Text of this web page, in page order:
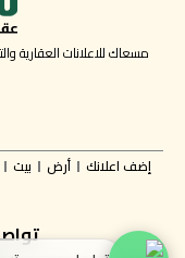
مسعاك للاعلانات العقارية
إضف اعلانك أرض بيت
تواصل